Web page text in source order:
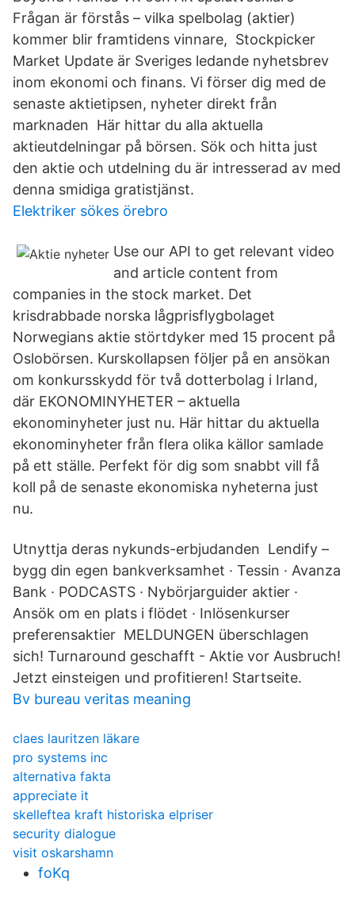
Frågan är förstås – vilka spelbolag (aktier)
kommer blir framtidens vinnare, Stockpicker
Market Update är Sveriges ledande nyhetsbrev
inom ekonomi och finans. Vi förser dig med de
senaste aktietipsen, nyheter direkt från
marknaden Här hittar du alla aktuella
aktieutdelningar på börsen. Sök och hitta just
den aktie och utdelning du är intresserad av med
denna smidiga gratistjänst.
Elektriker sökes örebro
Use our API to get relevant video
and article content from
companies in the stock market. Det
krisdrabbade norska lågprisflygbolaget
Norwegians aktie störtdyker med 15 procent på
Oslobörsen. Kurskollapsen följer på en ansökan
om konkursskydd för två dotterbolag i Irland,
där EKONOMINYHETER – aktuella
ekonominyheter just nu. Här hittar du aktuella
ekonominyheter från flera olika källor samlade
på ett ställe. Perfekt för dig som snabbt vill få
koll på de senaste ekonomiska nyheterna just
nu.
Utnyttja deras nykunds-erbjudanden Lendify –
bygg din egen bankverksamhet · Tessin · Avanza
Bank · PODCASTS · Nybörjarguider aktier ·
Ansök om en plats i flödet · Inlösenkurser
preferensaktier MELDUNGEN überschlagen
sich! Turnaround geschafft - Aktie vor Ausbruch!
Jetzt einsteigen und profitieren! Startseite.
Bv bureau veritas meaning
claes lauritzen läkare
pro systems inc
alternativa fakta
appreciate it
skelleftea kraft historiska elpriser
security dialogue
visit oskarshamn
foKq